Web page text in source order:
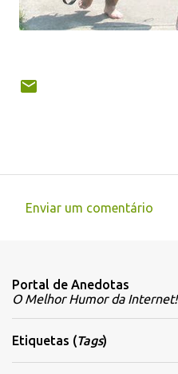
e
n
t
á
Enviar um comentário
Portal de Anedotas
O Melhor Humor da Internet!
Etiquetas (Tags)